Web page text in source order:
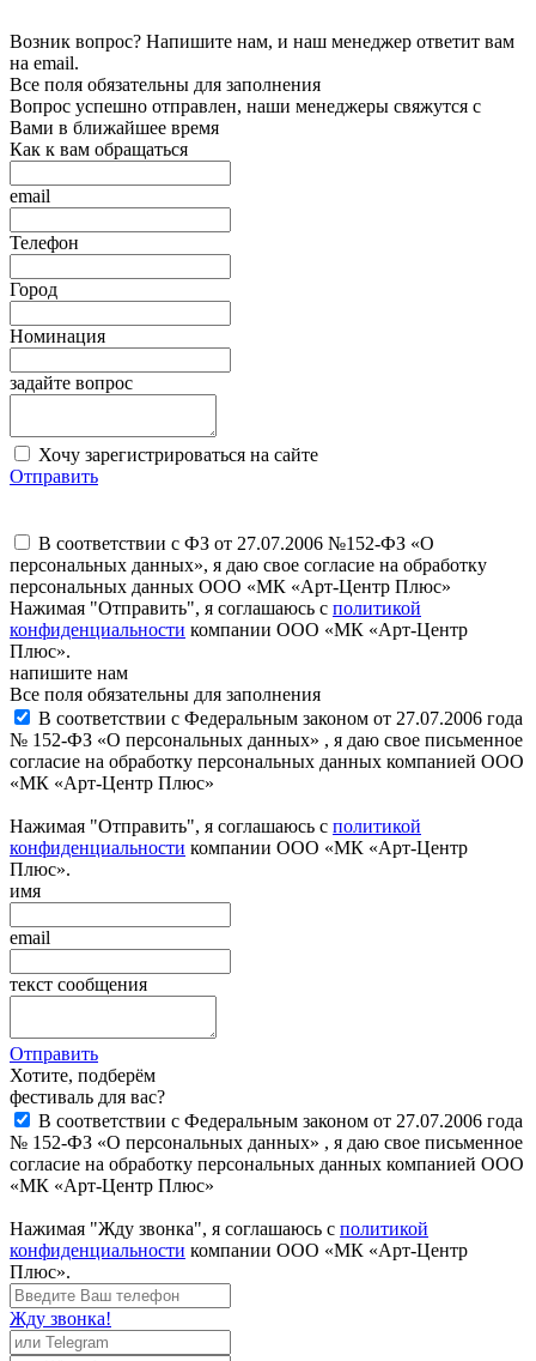
Возник вопрос? Напишите нам, и наш менеджер ответит вам
на email.
Все поля обязательны для заполнения
Вопрос успешно отправлен, наши менеджеры свяжутся с
Вами в ближайшее время
Как к вам обращаться
email
Телефон
Город
Номинация
задайте вопрос
Хочу зарегистрироваться на сайте
Отправить
В соответствии с ФЗ от 27.07.2006 №152-ФЗ «О
персональных данных», я даю свое согласие на обработку
персональных данных ООО «МК «Арт-Центр Плюс»
Нажимая "Отправить", я соглашаюсь с политикой
конфиденциальности компании ООО «МК «Арт-Центр
Плюс».
напишите нам
Все поля обязательны для заполнения
В соответствии с Федеральным законом от 27.07.2006 года
№ 152-ФЗ «О персональных данных» , я даю свое письменное
согласие на обработку персональных данных компанией ООО
«МК «Арт-Центр Плюс»
Нажимая "Отправить", я соглашаюсь с политикой
конфиденциальности компании ООО «МК «Арт-Центр
Плюс».
имя
email
текст сообщения
Отправить
Хотите, подберём
фестиваль для вас?
В соответствии с Федеральным законом от 27.07.2006 года
№ 152-ФЗ «О персональных данных» , я даю свое письменное
согласие на обработку персональных данных компанией ООО
«МК «Арт-Центр Плюс»
Нажимая "Жду звонка", я соглашаюсь с политикой
конфиденциальности компании ООО «МК «Арт-Центр
Плюс».
Жду звонка!